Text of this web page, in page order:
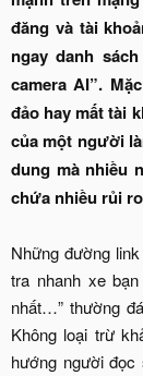
đăng và tài
ngay danh
camera AI”.
đảo hay mất tài
của một người
dung mà nhiều
chứa nhiều rủi
Những đường
tra nhanh xe
nhất…” thường
Không loại trừ
hướng người đọc